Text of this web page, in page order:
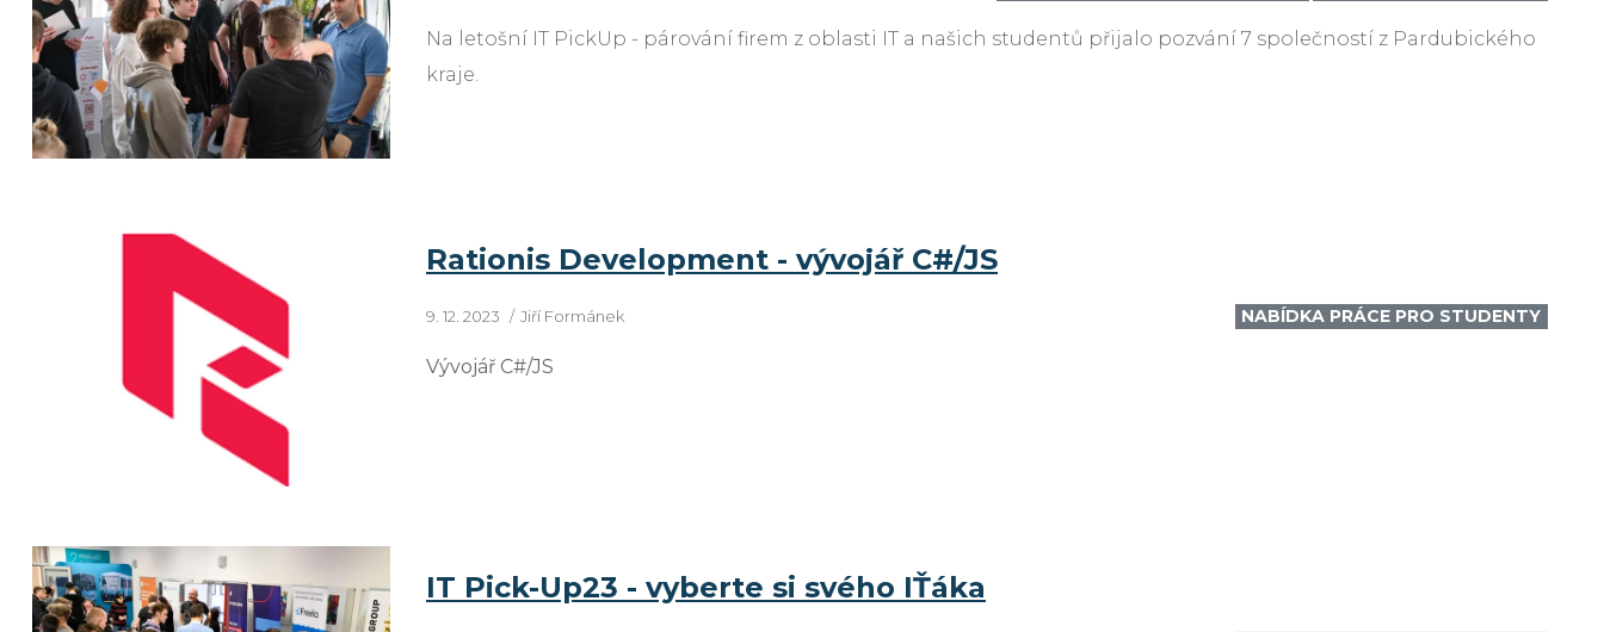
Na letošní IT PickUp - párování firem z oblasti IT a našich studentů přijalo pozvání 7 společností z Pardubického
kraje.
Rationis Development - vývojář C#/JS
9. 12. 2023 Jiří Formánek NABÍDKA PRÁCE PRO STUDENTY
Vývojář C#/JS
IT Pick-Up23 - vyberte si svého IŤáka